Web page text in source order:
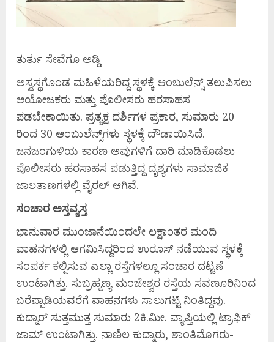
ತುರ್ತು ಸೇವೆಗೂ ಅಡ್ಡಿ
ಅಸ್ವಸ್ಥಗೊಂಡ ಮಹಿಳೆಯರಿದ್ದ ಸ್ಥಳಕ್ಕೆ ಆಂಬುಲೆನ್ಸ್ ತಲುಪಿಸಲು
ಆಯೋಜಕರು ಮತ್ತು ಪೊಲೀಸರು ಹರಸಾಹಸ
ಪಡಬೇಕಾಯಿತು. ಪ್ರತ್ಯಕ್ಷ ದರ್ಶಿಗಳ ಪ್ರಕಾರ, ಸುಮಾರು 20
ರಿಂದ 30 ಆಂಬುಲೆನ್ಸ್‌ಗಳು ಸ್ಥಳಕ್ಕೆ ದೌಡಾಯಿಸಿದೆ.
ಜನಜಂಗುಳಿಯ ಕಾರಣ ಅವುಗಳಿಗೆ ದಾರಿ ಮಾಡಿಕೊಡಲು
ಪೊಲೀಸರು ಹರಸಾಹಸ ಪಡುತ್ತಿದ್ದ ದೃಶ್ಯಗಳು ಸಾಮಾಜಿಕ
ಜಾಲತಾಣಗಳಲ್ಲಿ ವೈರಲ್ ಆಗಿವೆ.
ಸಂಚಾರ ಅಸ್ತವ್ಯಸ್ತ
ಭಾನುವಾರ ಮುಂಜಾನೆಯಿಂದಲೇ ಲಕ್ಷಾಂತರ ಮಂದಿ
ವಾಹನಗಳಲ್ಲಿ ಆಗಮಿಸಿದ್ದರಿಂದ ಉರೂಸ್ ನಡೆಯುವ ಸ್ಥಳಕ್ಕೆ
ಸಂಪರ್ಕ ಕಲ್ಪಿಸುವ ಎಲ್ಲಾ ರಸ್ತೆಗಳಲ್ಲೂ ಸಂಚಾರ ದಟ್ಟಣೆ
ಉಂಟಾಗಿತ್ತು. ಸುಬ್ರಹ್ಮಣ್ಯ-ಮಂಜೇಶ್ವರ ರಸ್ತೆಯ ಸವಣೂರಿನಿಂದ
ಬರೆಪ್ಪಾಡಿಯವರೆಗೆ ವಾಹನಗಳು ಸಾಲುಗಟ್ಟಿ ನಿಂತಿದ್ದವು.
ಕುದ್ಮಾರ್ ಸುತ್ತಮುತ್ತ ಸುಮಾರು 2ಕಿ.ಮೀ. ವ್ಯಾಪ್ತಿಯಲ್ಲಿ ಟ್ರಾಫಿಕ್
ಜಾಮ್ ಉಂಟಾಗಿತ್ತು. ನಾಣಿಲ ಕುದ್ಮಾರು, ಶಾಂತಿಮೊಗರು-